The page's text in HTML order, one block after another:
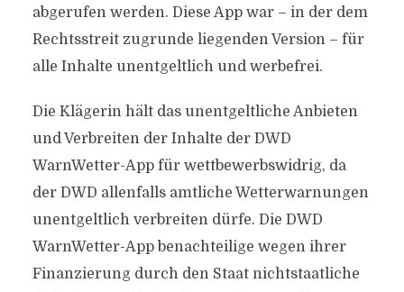
abgerufen werden. Diese App war – in der dem
Rechtsstreit zugrunde liegenden Version – für
alle Inhalte unentgeltlich und werbefrei.
Die Klägerin hält das unentgeltliche Anbieten
und Verbreiten der Inhalte der DWD
WarnWetter-App für wettbewerbswidrig, da
der DWD allenfalls amtliche Wetterwarnungen
unentgeltlich verbreiten dürfe. Die DWD
WarnWetter-App benachteilige wegen ihrer
Finanzierung durch den Staat nichtstaatliche